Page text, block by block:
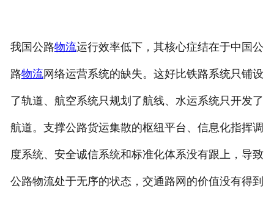
我国公路物流运行效率低下，其核心症结在于中国公
路物流网络运营系统的缺失。这好比铁路系统只铺设
了轨道、航空系统只规划了航线、水运系统只开发了
航道。支撑公路货运集散的枢纽平台、信息化指挥调
度系统、安全诚信系统和标准化体系没有跟上，导致
公路物流处于无序的状态，交通路网的价值没有得到